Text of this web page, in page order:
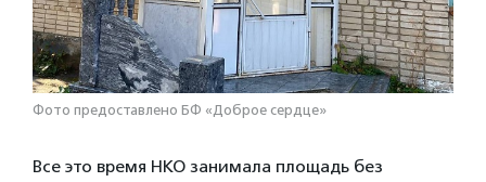
Фото предоставлено БФ «Доброе сердце»
Все это время НКО занимала площадь без